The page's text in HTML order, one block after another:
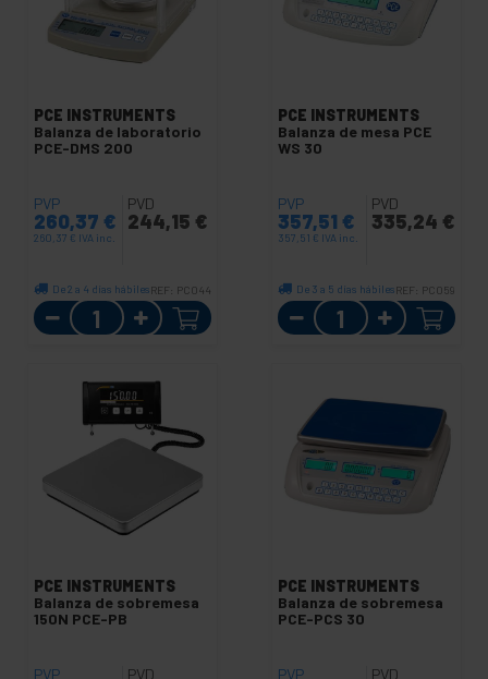
PCE INSTRUMENTS
Balanza de laboratorio
PCE-DMS 200
PVP
260,37 €
260,37 € IVA inc.
PVD
244,15 €
De 2 a 4 días hábilesREF: PC044
Cantidad
PCE INSTRUMENTS
Balanza de mesa PCE
WS 30
PVP
357,51 €
357,51 € IVA inc.
PVD
335,24 €
De 3 a 5 días hábilesREF: PC059
Cantidad
PCE INSTRUMENTS
Balanza de sobremesa
150N PCE-PB
PVP PVD
PCE INSTRUMENTS
Balanza de sobremesa
PCE-PCS 30
PVP PVD